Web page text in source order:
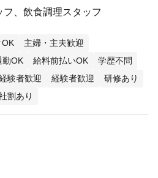
、飲食調理スタッフ
OK
主婦・主夫歓迎
勤OK 給料前払いOK
学歴不問
験者歓迎 経験者歓迎
研修あり
割あり